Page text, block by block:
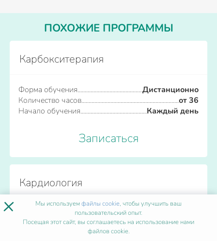
ПОХОЖИЕ ПРОГРАММЫ
Карбокситерапия
Форма обучения
Дистанционно
Количество часов
от 36
Начало обучения
Каждый день
Записаться
Кардиология
Форма обучения
Количество часов
от 36
× Мы используемфайлы cookie, чтобы улучшить ваш
пользовательский опыт.
Посещая этот сайт, вы соглашаетесь на использование нами
файлов cookie.